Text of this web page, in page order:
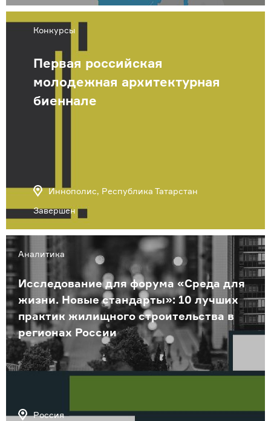
Конкурсы
Первая российская
молодежная архитектурная
биеннале
Иннополис, Республика Татарстан
Завершен
Аналитика
Исследование для форума «Среда для
жизни. Новые стандарты»: 10 лучших
практик жилищного строительства в
регионах России
Россия